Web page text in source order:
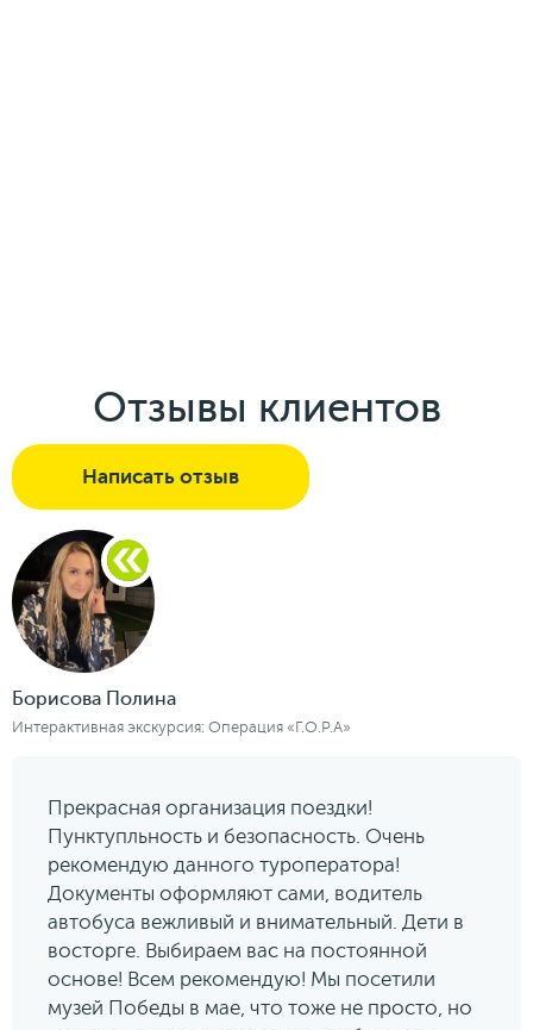
Отзывы клиентов
Написать отзыв
Борисова Полина
Интерактивная экскурсия: Операция «Г.О.Р.А»
Прекрасная организация поездки!
Пунктупльность и безопасность. Очень
рекомендую данного туроператора!
Документы оформляют сами, водитель
автобуса вежливый и внимательный. Дети в
восторге. Выбираем вас на постоянной
основе! Всем рекомендую! Мы посетили
музей Победы в мае, что тоже не просто, но